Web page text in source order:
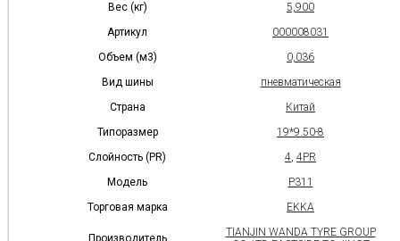
Вес (кг)
5,900
Артикул
000008031
Объем (м3)
0,036
Вид шины
пневматическая
Страна
Китай
Типоразмер
19*9.50-8
Слойность (PR)
4, 4PR
Модель
P311
Торговая марка
EKKA
TIANJIN WANDA TYRE GROUP